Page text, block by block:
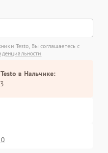
Testo, Вы соглашаетесь с
в Нальчике: